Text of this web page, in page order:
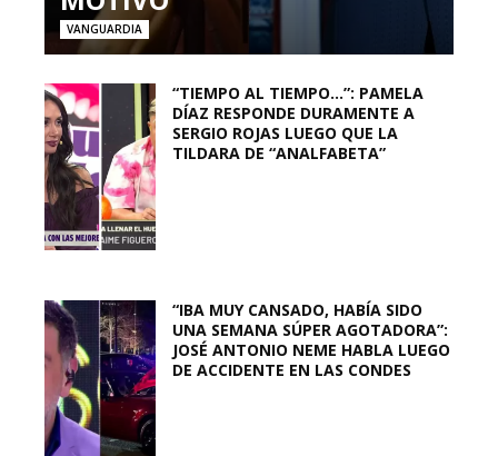
VANGUARDIA
“TIEMPO AL TIEMPO…”: PAMELA
DÍAZ RESPONDE DURAMENTE A
SERGIO ROJAS LUEGO QUE LA
TILDARA DE “ANALFABETA”
“IBA MUY CANSADO, HABÍA SIDO
UNA SEMANA SÚPER AGOTADORA”:
JOSÉ ANTONIO NEME HABLA LUEGO
DE ACCIDENTE EN LAS CONDES